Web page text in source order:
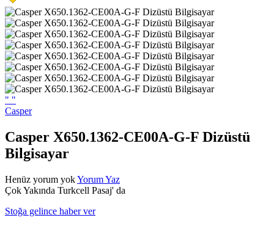
" "
Casper
Casper X650.1362-CE00A-G-F Dizüstü
Bilgisayar
Henüz yorum yokYorum Yaz
Çok Yakında Turkcell Pasaj' da
Stoğa gelince haber ver